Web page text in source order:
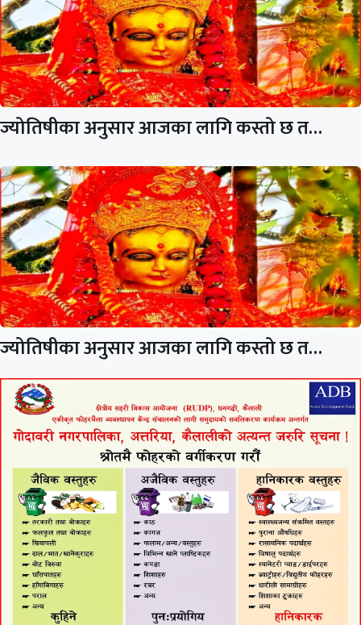
ज्योतिषीका अनुसार आजका लागि कस्तो छ त…
ज्योतिषीका अनुसार आजका लागि कस्तो छ त…